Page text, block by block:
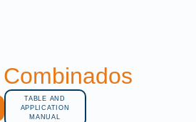
TABLE AND
APPLICATION
MANUAL